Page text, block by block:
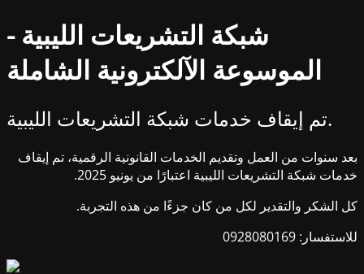
شبكة التشريعات الليبية -
الموسوعة الآلكترونية الشاملة
تم إيقاف خدمات شبكة التشريعات الليبية.
بعد سنوات من العمل وتقديم الخدمات القانونية الرقمية، تم إيقاف
خدمات شبكة التشريعات الليبية اعتبارًا من يونيو 2025.
كل الشكر والتقدير لكل من كان جزءًا من هذه التجربة.
للاستفسار: 0928080169